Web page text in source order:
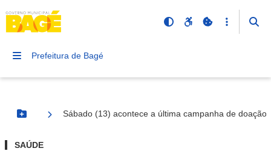
Prefeitura de Bagé
Botão Menu
Sábado (13) acontece a última campanha de doação
SAÚDE